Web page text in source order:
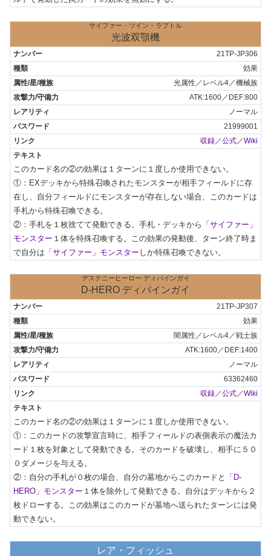
サイファー・ツイン・ラプトル
光波双顎機
21TP-JP306
効果
光属性／レベル4／機械族
ATK:1600／DEF:800
ノーマル
21999001
収録 ／公式 ／Wiki
このカード名の②の効果は１ターンに１度しか使用できない。
①：EXデッキから特殊召喚されたモンスターが相手フィールドに存
在し、自分フィールドにモンスターが存在しない場合、このカードは
手札から特殊召喚できる。
②：手札を１枚捨てて発動できる。手札・デッキから 「サイファー」
モンスター １体を特殊召喚する。この効果の発動後、ターン終了時ま
で自分は 「サイファー」モンスター しか特殊召喚できない。
デステニーヒーロー ディバインガイ
D-HERO ディバインガイ
21TP-JP307
効果
闇属性／レベル4／戦士族
ATK:1600／DEF:1400
ノーマル
63362460
収録／公式／Wiki
このカード名の②の効果は１ターンに１度しか使用できない。
①：このカードの攻撃宣言時に、相手フィールドの表側表示の魔法カ
ード１枚を対象として発動できる。そのカードを破壊し、相手に５０
０ダメージを与える。
②：自分の手札が０枚の場合、自分の墓地からこのカードと
「D-
HERO」モンスター １体を除外して発動できる。自分はデッキから２
枚ドローする。この効果はこのカードが墓地へ送られたターンには発
動できない。
レア・フィッシュ